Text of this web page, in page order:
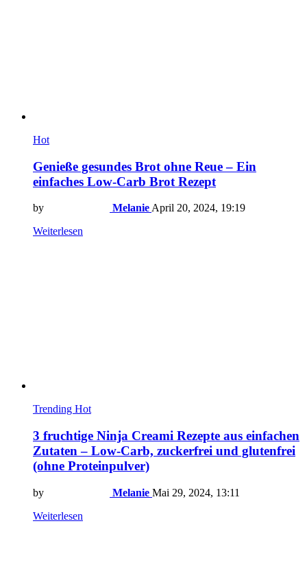
Hot
Genieße gesundes Brot ohne Reue – Ein
einfaches Low-Carb Brot Rezept
by Melanie April 20, 2024, 19:19
Weiterlesen
Trending Hot
3 fruchtige Ninja Creami Rezepte aus einfachen
Zutaten – Low-Carb, zuckerfrei und glutenfrei
(ohne Proteinpulver)
by Melanie Mai 29, 2024, 13:11
Weiterlesen